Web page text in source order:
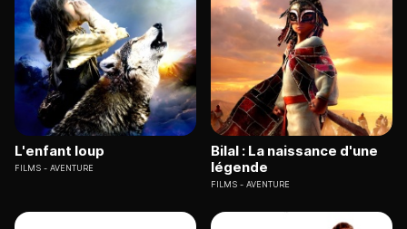
L'enfant loup
FILMS AVENTURE
Bilal : La naissance d'une
légende
FILMS AVENTURE